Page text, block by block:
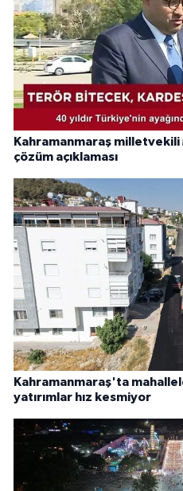
Kahramanmaraş
çözüm açıklaması
Kahramanmaraş'ta
yatırımlar hız kesmiyor